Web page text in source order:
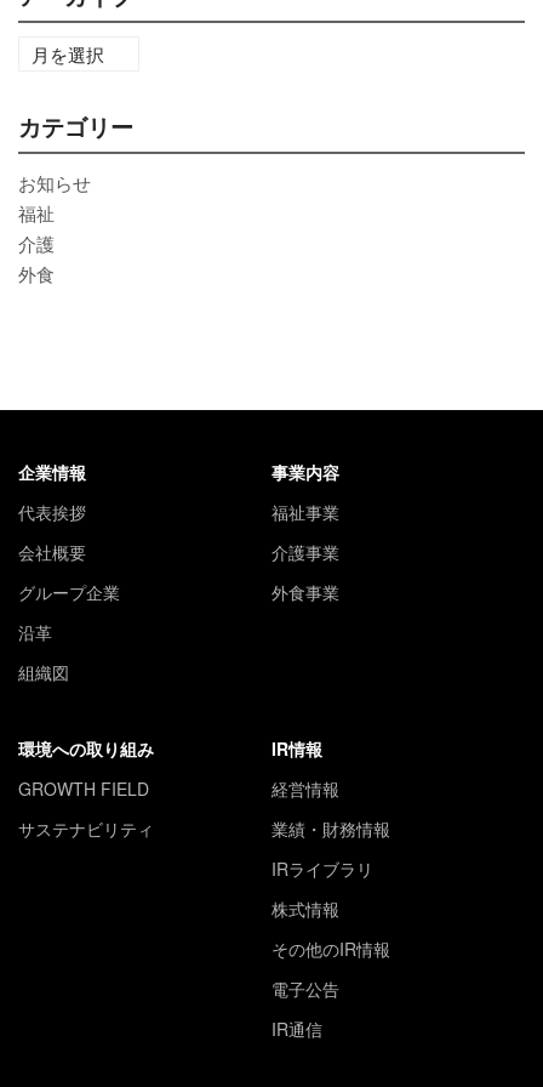
カテゴリー
お知らせ
福祉
介護
外食
企業情報
代表挨拶
会社概要
グループ企業
沿革
組織図
事業内容
福祉事業
介護事業
外食事業
環境への取り組み
GROWTH FIELD
サステナビリティ
IR情報
経営情報
業績・財務情報
IRライブラリ
株式情報
その他のIR情報
電子公告
IR通信